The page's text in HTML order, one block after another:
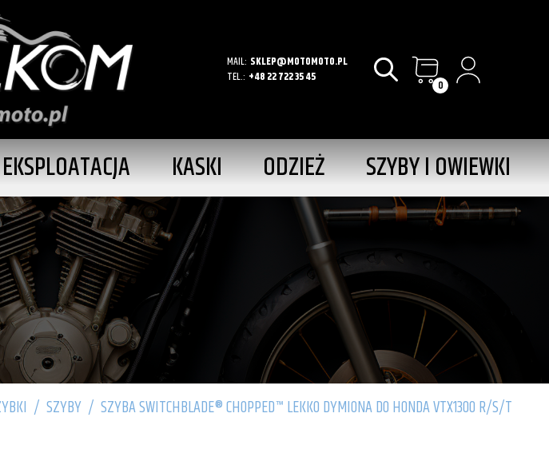
MAIL: SKLEP@MOTOMOTO.PL
TEL.: +48 22 722 35 45 0
EKSPLOATACJA KASKI ODZIEŻ SZYBY I OWIEWKI
/ SZYBY / SZYBA SWITCHBLADE® CHOPPED™ LEKKO DYMIONA DO HONDA VTX1300 R/S/T